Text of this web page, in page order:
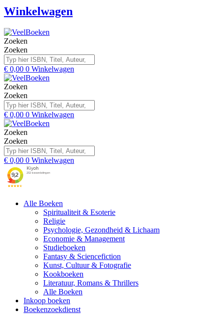
Winkelwagen
Zoeken
Zoeken
€ 0,00 0 Winkelwagen
Zoeken
Zoeken
€ 0,00 0 Winkelwagen
Zoeken
Zoeken
€ 0,00 0 Winkelwagen
Alle Boeken
Spiritualiteit & Esoterie
Religie
Psychologie, Gezondheid & Lichaam
Economie & Management
Studieboeken
Fantasy & Sciencefiction
Kunst, Cultuur & Fotografie
Kookboeken
Literatuur, Romans & Thrillers
Alle Boeken
Inkoop boeken
Boekenzoekdienst